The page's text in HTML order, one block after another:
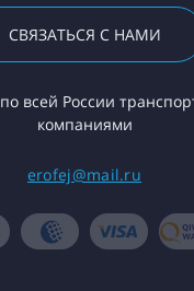
СВЯЗАТЬСЯ С НАМИ
всей России
компаниями
erofej@mail.ru